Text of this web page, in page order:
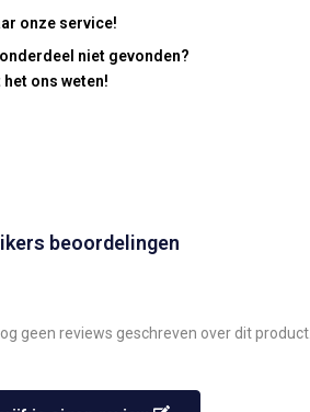
onze service!
onderdeel niet gevonden?
het ons weten!
beoordelingen
geen reviews geschreven over dit product.